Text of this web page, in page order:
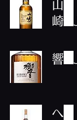
山
崎
響
ヘ